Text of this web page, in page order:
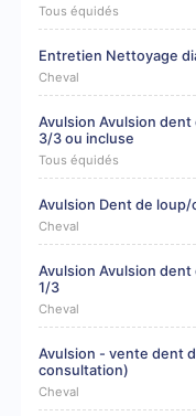
Tous équidés
Entretien Nettoyage
Cheval
Avulsion Avulsion
3/3 ou incluse
Tous équidés
Avulsion Dent de
Cheval
Avulsion Avulsion
1/3
Cheval
Avulsion - vente dent
consultation)
Cheval